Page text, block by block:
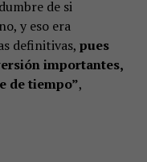
de si
y eso era
definitivas, pues
importantes,
de tiempo”,